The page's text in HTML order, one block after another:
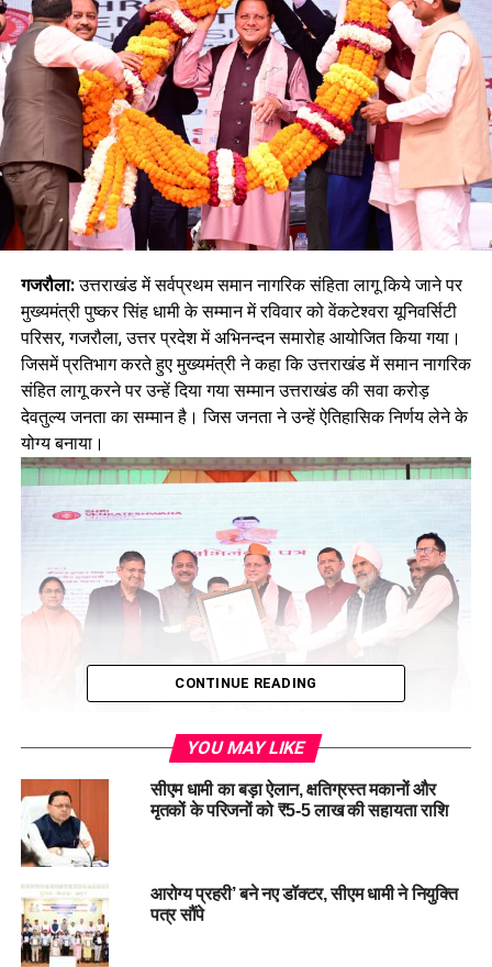
गजरौला:उत्तराखंड में सर्वप्रथम समान नागरिक संहिता लागू किये जाने पर
मुख्यमंत्री पुष्कर सिंह धामी के सम्मान में रविवार को वेंकटेश्वरा यूनिवर्सिटी
परिसर, गजरौला, उत्तर प्रदेश में अभिनन्दन समारोह आयोजित किया गया।
जिसमें प्रतिभाग करते हुए मुख्यमंत्री ने कहा कि उत्तराखंड में समान नागरिक
संहित लागू करने पर उन्हें दिया गया सम्मान उत्तराखंड की सवा करोड़
देवतुल्य जनता का सम्मान है। जिस जनता ने उन्हें ऐतिहासिक निर्णय लेने के
योग्य बनाया।
मुख्यमंत्री ने कहा कि यूसीसी लागू होना भारत के संविधान की आत्मा को
साकार करने का उत्सव है। यूसीसी लागू करने का सम्मान संविधान
निर्माताओं का सम्मान है, जिन्होंने संविधान में समान नागरिक संहिता की
2022 विधानसभा चुनावों में उत्तराखंड की जनता ने मिथक तोड़कर दूसरी
बार राज्य में भाजपा की सरकार बनाई।
CONTINUE READING
YOU MAY LIKE
सीएम धामी का बड़ा ऐलान, क्षतिग्रस्त मकानों और
मृतकों के परिजनों को ₹5-5 लाख की सहायता राशि
आरोग्य प्रहरी’ बने नए डॉक्टर, सीएम धामी ने नियुक्ति
पत्र सौंपे